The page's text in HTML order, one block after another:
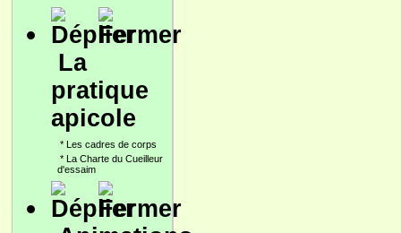
La
pratique
apicole
* Les cadres de corps
* La Charte du Cueilleur
d'essaim